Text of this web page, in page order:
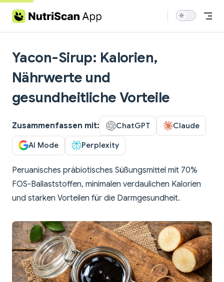
Skip to content
Yacon-Sirup: Kalorien,
Nährwerte und
gesundheitliche Vorteile
Zusammenfassen mit: ChatGPT Claude
AI Mode Perplexity
Peruanisches präbiotisches Süßungsmittel mit 70%
FOS-Ballaststoffen, minimalen verdaulichen Kalorien
und starken Vorteilen für die Darmgesundheit.